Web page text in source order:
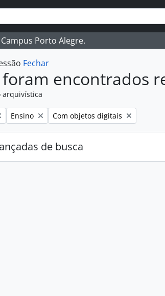
busca
Porto Alegre.
Fechar
foram encontrados
arquivística
Remover filtro:
Ensino Remover filtro:
Com objetos digitais
de busca